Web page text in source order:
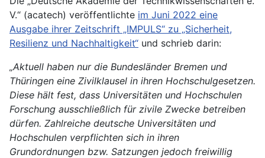
V.“ (acatech) veröffentlichte im Juni 2022 eine
Ausgabe ihrer Zeitschrift „IMPULS“ zu „Sicherheit,
Resilienz und Nachhaltigkeit“ und schrieb darin:
„Aktuell haben nur die Bundesländer Bremen und
Thüringen eine Zivilklausel in ihren Hochschulgesetzen.
Diese hält fest, dass Universitäten und Hochschulen
Forschung ausschließlich für zivile Zwecke betreiben
dürfen. Zahlreiche deutsche Universitäten und
Hochschulen verpflichten sich in ihren
Grundordnungen bzw. Satzungen jedoch freiwillig